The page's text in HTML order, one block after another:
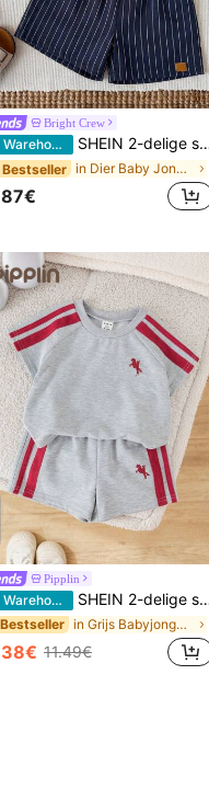
Bright Crew
EU Warehouse SHEIN 2-delige set voor babyjongens: schattig casual gebreid T-shirt met berenprint en korte mouwen, en geruite shorts met elastische tailleband.
in Dier Baby Jongens T-shirt Co-ords
Pipplin
EU Warehouse SHEIN 2-delige set voor peuters (jongens/meisjes) lente/zomer: T-shirt met korte mouwen en short. Comfortabele, casual, modieuze en sportieve basic outfit, geschikt voor binnen, buiten, dagelijks gebruik, sporten, spelen, feestjes, fotoshoots, vakantie, festivals, trainingspakken, joggingbroeken, streetwear en de eerste schooldag.
in Grijs Babyjongenssets
11.49€